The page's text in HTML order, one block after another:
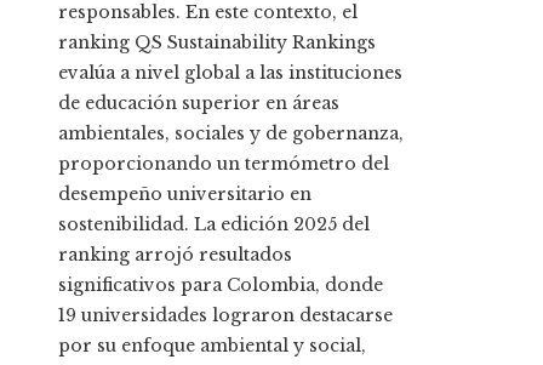
responsables. En este contexto, el
ranking QS Sustainability Rankings
evalúa a nivel global a las instituciones
de educación superior en áreas
ambientales, sociales y de gobernanza,
proporcionando un termómetro del
desempeño universitario en
sostenibilidad. La edición 2025 del
ranking arrojó resultados
significativos para Colombia, donde
19 universidades lograron destacarse
por su enfoque ambiental y social,